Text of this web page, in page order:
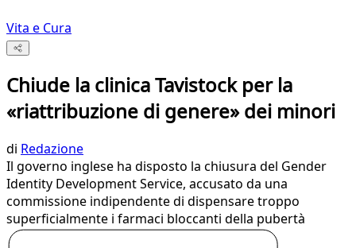
Vita e Cura
Chiude la clinica Tavistock per la
«riattribuzione di genere» dei minori
di Redazione
Il governo inglese ha disposto la chiusura del Gender
Identity Development Service, accusato da una
commissione indipendente di dispensare troppo
superficialmente i farmaci bloccanti della pubertà